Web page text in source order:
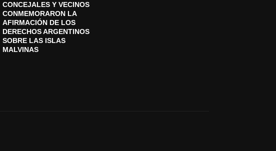
CONCEJALES Y VECINOS
CONMEMORARON LA
AFIRMACIÓN DE LOS
DERECHOS ARGENTINOS
SOBRE LAS ISLAS
MALVINAS